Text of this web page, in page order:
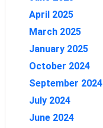
April 2025
March 2025
January 2025
October 2024
September 2024
July 2024
June 2024